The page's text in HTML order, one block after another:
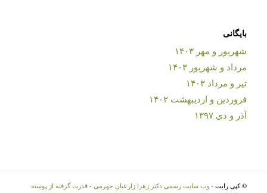
بایگانی
شهریور و مهر ۱۴۰۳
مرداد و شهریور ۱۴۰۳
تیر و مرداد ۱۴۰۳
فروردین و اردیبهشت ۱۴۰۲
آذر و دی ۱۳۹۷
© کپی رایت -وب سایت رسمی دکتر زهرا زارعیان جهرمی-قدرت گرفته از پوسته